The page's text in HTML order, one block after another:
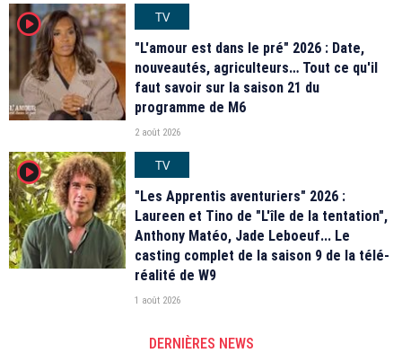
player2
TV
"L'amour est dans le pré" 2026 : Date,
nouveautés, agriculteurs… Tout ce qu'il
faut savoir sur la saison 21 du
programme de M6
2 août 2026
player2
TV
"Les Apprentis aventuriers" 2026 :
Laureen et Tino de "L'île de la tentation",
Anthony Matéo, Jade Leboeuf... Le
casting complet de la saison 9 de la télé-
réalité de W9
1 août 2026
DERNIÈRES NEWS